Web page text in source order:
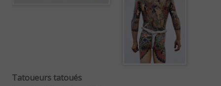
Tatoueurs tatoués